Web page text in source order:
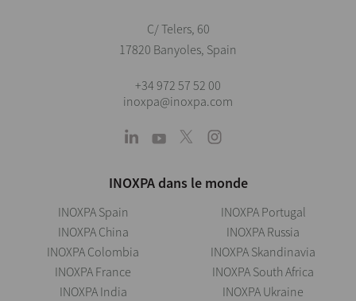
C/ Telers, 60
17820 Banyoles, Spain
+34 972 57 52 00
inoxpa@inoxpa.com
INOXPA dans le monde
INOXPA Spain
INOXPA China
INOXPA Colombia
INOXPA France
INOXPA India
INOXPA Portugal
INOXPA Russia
INOXPA Skandinavia
INOXPA South Africa
INOXPA Ukraine